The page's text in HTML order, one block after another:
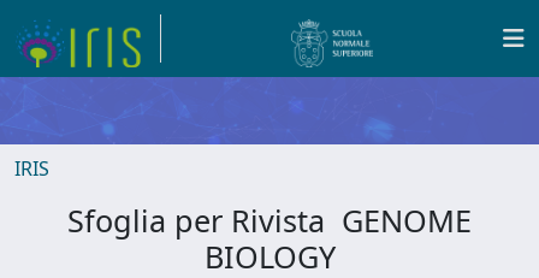
IRIS
Sfoglia per Rivista GENOME
BIOLOGY